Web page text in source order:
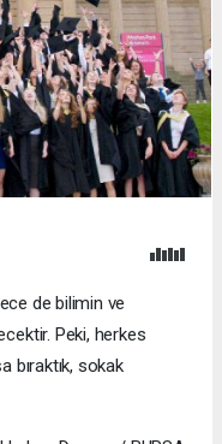
de bilimin ve
Peki, herkes
bıraktık, sokak